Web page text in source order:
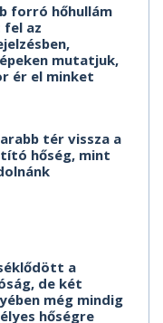
forró hőhullám
az
mutatjuk,
ér el minket
tér vissza a
hőség, mint
a
de két
még mindig
hőségre